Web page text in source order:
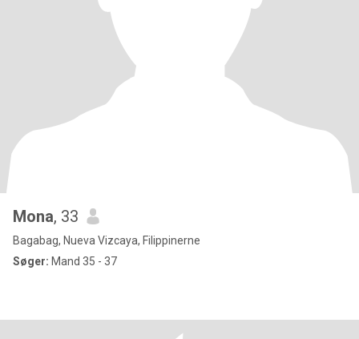
Mona, 33
Bagabag, Nueva Vizcaya, Filippinerne
Søger: Mand 35 - 37